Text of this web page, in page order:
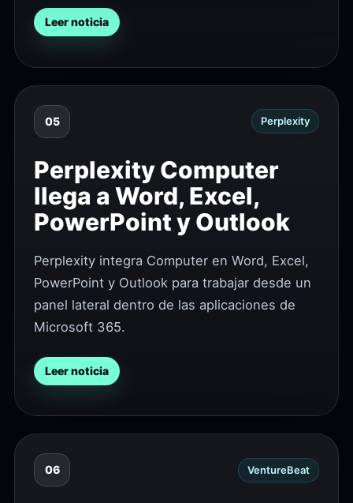
Leer noticia
05 Perplexity
Perplexity Computer
llega a Word, Excel,
PowerPoint y Outlook
Perplexity integra Computer en Word, Excel,
PowerPoint y Outlook para trabajar desde un
panel lateral dentro de las aplicaciones de
Microsoft 365.
Leer noticia
06 VentureBeat